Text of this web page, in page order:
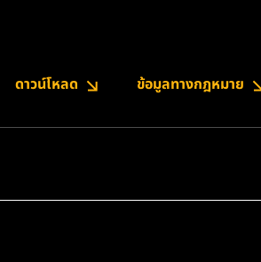
ดาวน์โหลด ข้อมูลทางกฎหมาย